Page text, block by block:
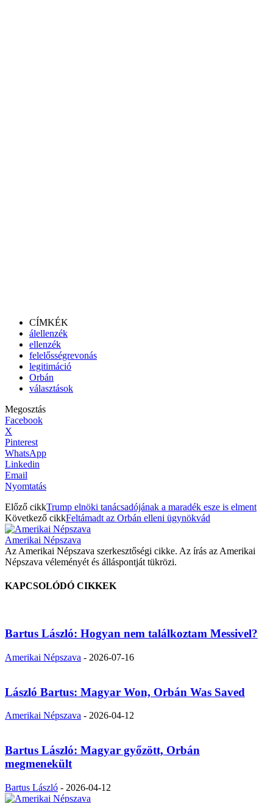
CÍMKÉK
álellenzék
ellenzék
felelősségrevonás
legitimáció
Orbán
választások
Megosztás
Facebook
X
Pinterest
WhatsApp
Linkedin
Email
Nyomtatás
Előző cikkTrump elnöki tanácsadójának a maradék esze is elment
Következő cikkFeltámadt az Orbán elleni ügynökvád
Amerikai Népszava
Az Amerikai Népszava szerkesztőségi cikke. Az írás az Amerikai
Népszava véleményét és álláspontját tükrözi.
KAPCSOLÓDÓ CIKKEK
Bartus László: Hogyan nem találkoztam Messivel?
Amerikai Népszava - 2026-07-16
László Bartus: Magyar Won, Orbán Was Saved
Amerikai Népszava - 2026-04-12
Bartus László: Magyar győzött, Orbán
megmenekült
Bartus László - 2026-04-12